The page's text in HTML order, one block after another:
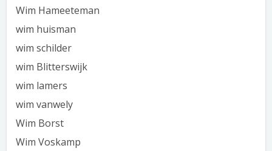
Wim Hameeteman
wim huisman
wim schilder
wim Blitterswijk
wim lamers
wim vanwely
Wim Borst
Wim Voskamp